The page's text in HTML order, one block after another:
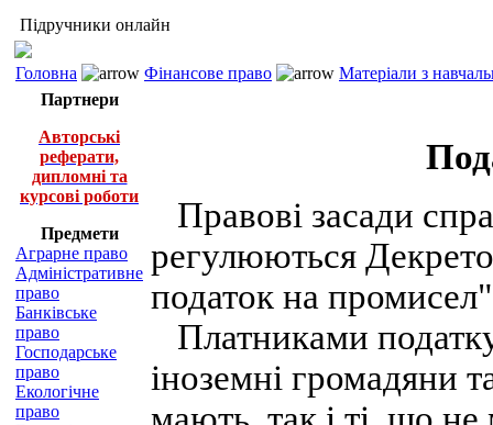
Підручники онлайн
Головна Фінансове право
Матеріали з
Партнери
Авторські
реферати,
дипломні та
курсові роботи
Предмети
Аграрне право
Адміністративне
право
Банківське
право
Господарське
право
Екологічне
право
Правові засади
регулюються
податок на
Платниками
іноземні громадяни